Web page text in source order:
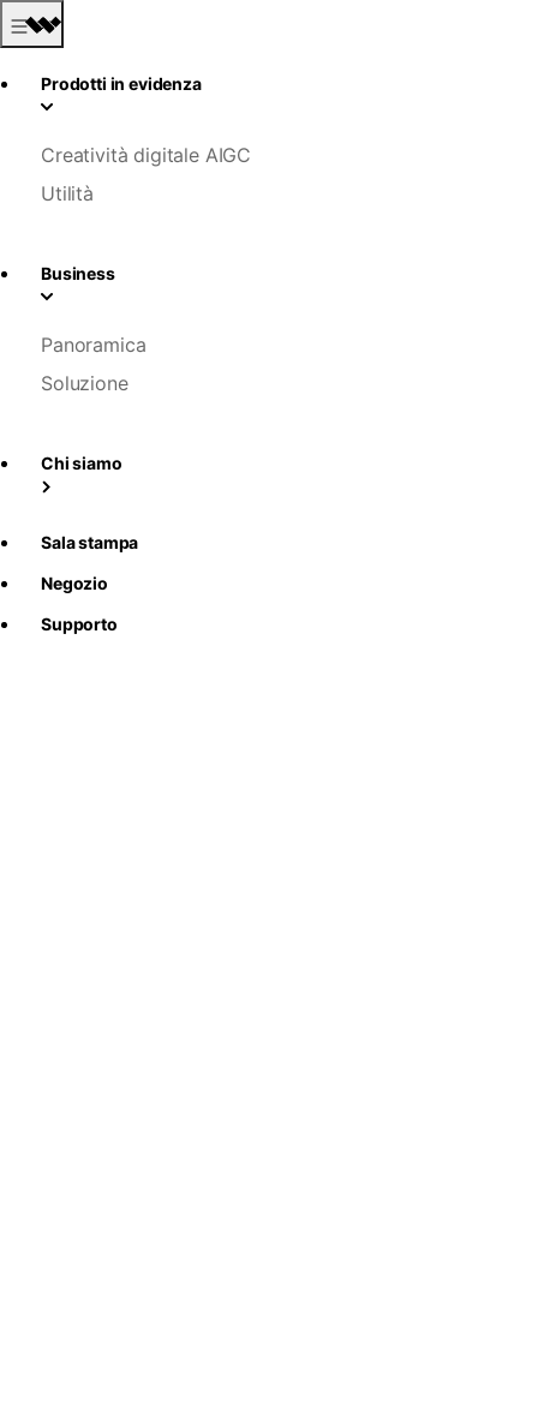
Prodotti in evidenza
Creatività digitale AIGC
Utilità
Business
Panoramica
Soluzione
Chi siamo
Sala stampa
Negozio
Supporto